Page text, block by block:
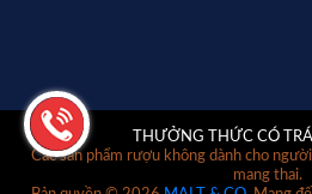
THƯỞNG THỨC CÓ
Các sản phẩm rượu không dành cho
mang thai.